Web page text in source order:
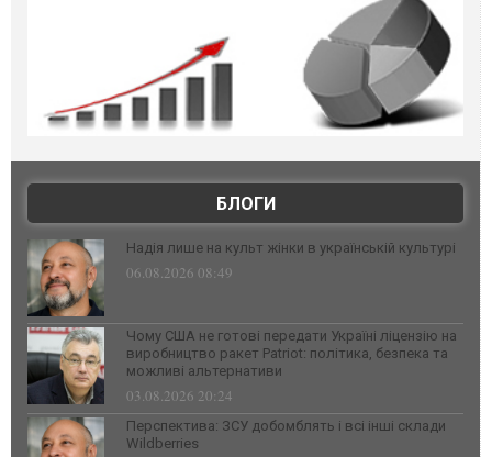
БЛОГИ
Надія лише на культ жінки в українській культурі
06.08.2026 08:49
Чому США не готові передати Україні ліцензію на
виробництво ракет Patriot: політика, безпека та
можливі альтернативи
03.08.2026 20:24
Перспектива: ЗСУ добомблять і всі інші склади
Wildberries